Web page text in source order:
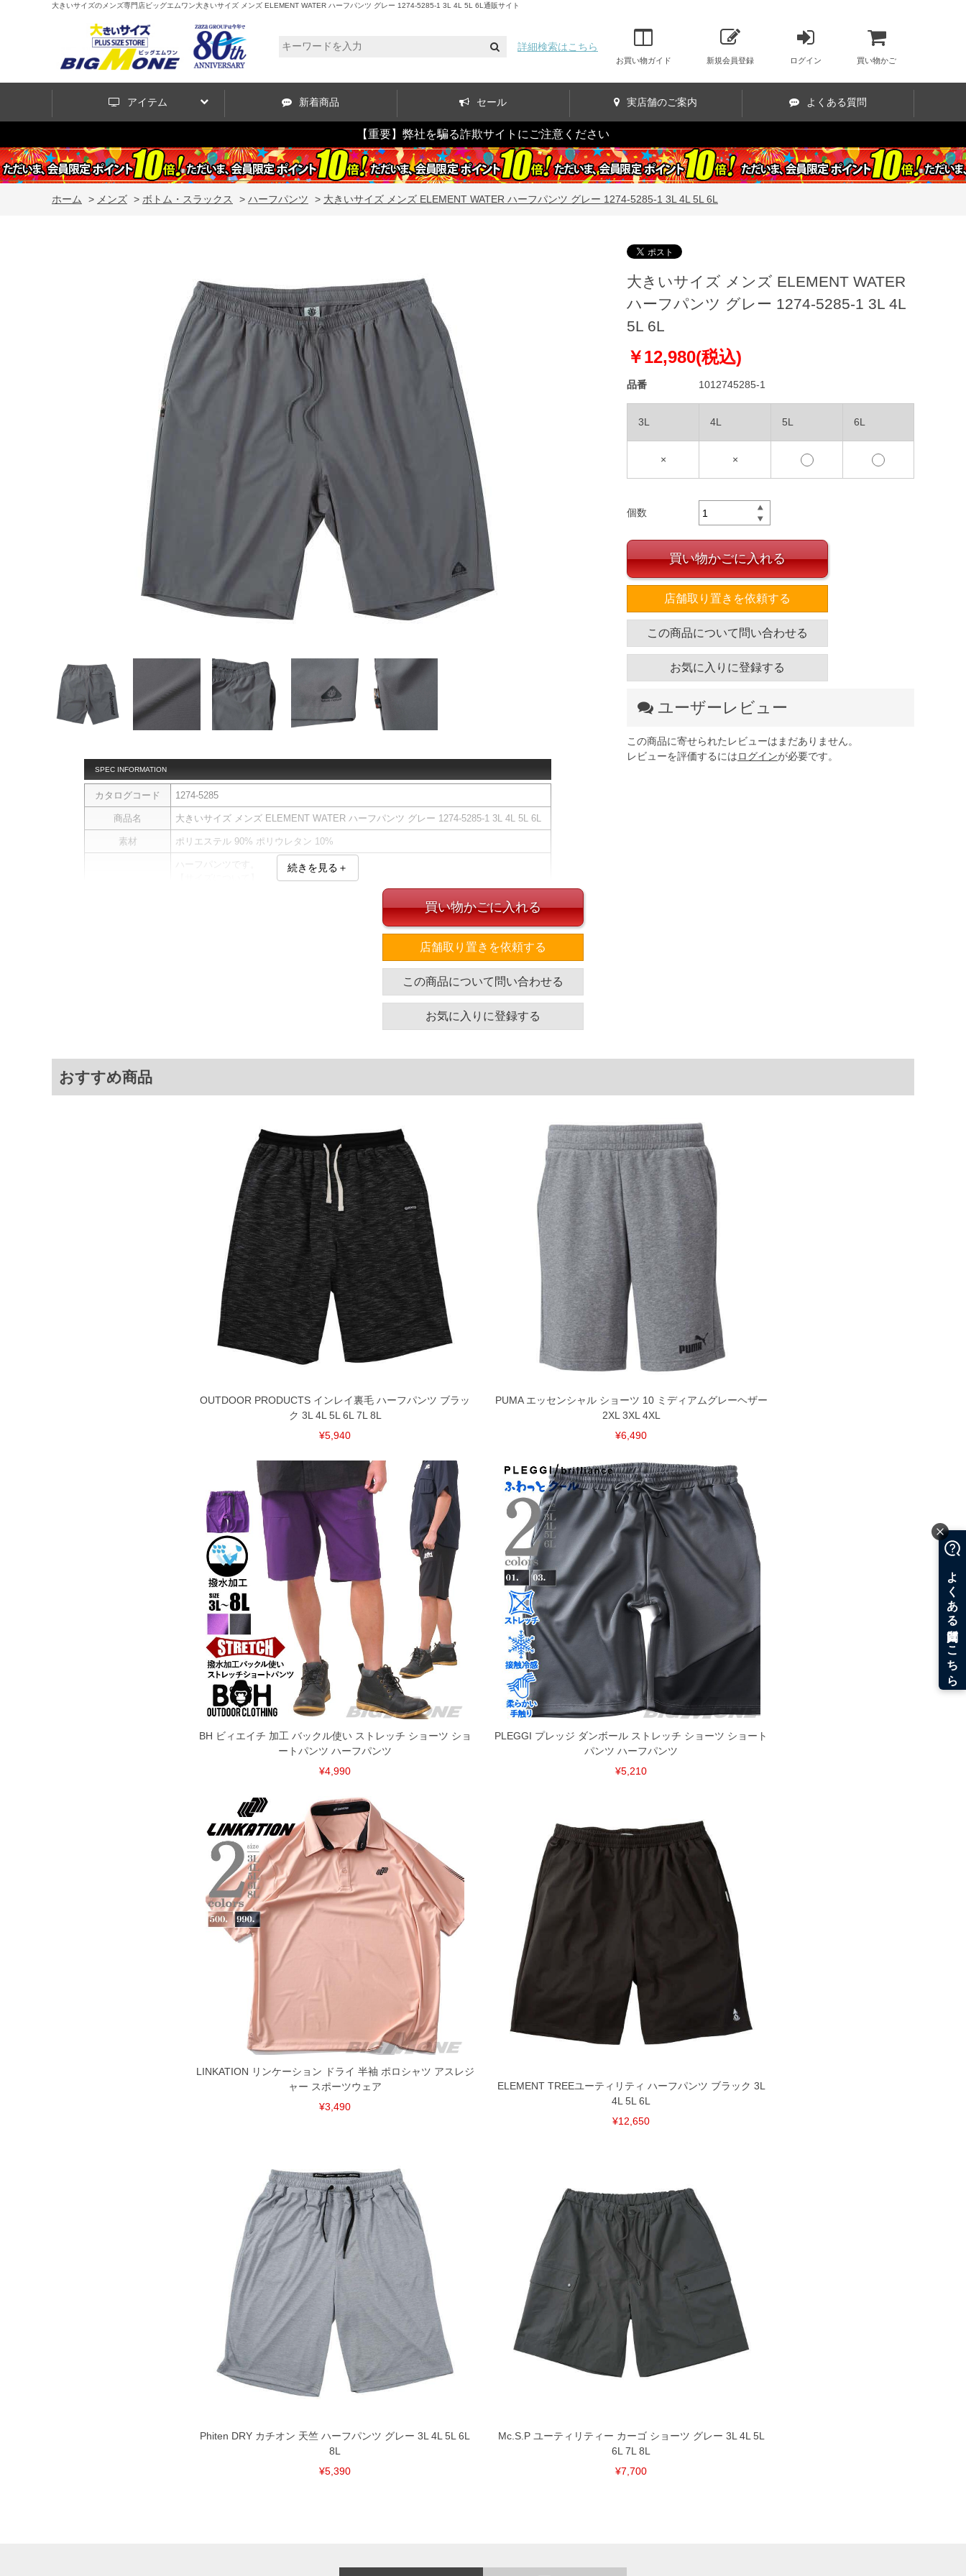
大きいサイズのメンズ専門店ビッグエムワン大きいサイズ メンズ ELEMENT WATER ハーフパンツ グレー 1274-5285-1 3L 4L 5L 6L通販サイト
詳細検索はこちら
お買い物ガイド 新規会員登録 ログイン 買い物かご
アイテム 新着商品 セール 実店舗のご案内 よくある質問
【重要】弊社を騙る詐欺サイトにご注意ください
ホーム > メンズ > ボトム・スラックス > ハーフパンツ > 大きいサイズ メンズ ELEMENT WATER ハーフパンツ グレー 1274-5285-1 3L 4L 5L 6L
SPEC INFORMATION
カタログコード 1274-5285
商品名 大きいサイズ メンズ ELEMENT WATER ハーフパンツ グレー 1274-5285-1 3L 4L 5L 6L
素材 ポリエステル 90% ポリウレタン 10%
ハーフパンツです。
サイズ表のウエストサイズは適応範囲となります。
前閉じ／ウエストシャーリング(調節ひも有)／サイド・バックポケット有／プリント／撥
【撥水】 雨や水を弾きやすい加工です。 (はっ水加工は永久的なものではなく、繰り返
わたり幅 ヒップ 総丈
5L
6L 125～140 26 46 158
64
※商品によって若干のサイズの誤差がございます。また、お客様がご使用の環境（コンピュ
ータ画面）によって、商品の色味が若干異なる場合がございます。予めご了承ください。
※上記サイズが実際の商品に付いているタグのサイズ表記と異なる場合があります。お取り
扱い前に商品付属タグの記載もご確認下さい。
※当店での掲載商品は、実店鋪と在庫を共用しておりますので店頭での売り違い、店舗から
のお取り寄せ等により、お客様にご迷惑をお掛けしてしまう場合がございます。そのような
ことがない様最大限に努めておりますが、もしあった場合速やかにご連絡させて頂きますの
で予めご了承ください。
※【ボトムの裾上げをご希望の場合】
裾上げ料金は500円+税となります。
備考欄に股下●cmとご記入下さい。（裾上げ無料対象商品は1本につき税込6,000円以上の品
が対象。1本5,999円以下の商品は有料（500円+税）となります。）
出荷まで約1週間～20日間程お時間を頂く場合がございます。
尚、裾上げした商品は返品・交換不可となりますので、予めご了承下さい。
一部、お直しに対応出来ない商品がございます。(例：裾にファスナーや調節ひもが付いて
いる、極端なデザインが施されている等)
返品交換希望の方は、商品到着後1週間以内にご連絡ください。
下着(肌着)やワイシャツは商品の性質上、返品交換不可とさせて頂いております。予めご了
続きを見る＋
大きいサイズ メンズ ELEMENT WATER
ハーフパンツ グレー 1274-5285-1 3L 4L
5L 6L
￥12,980(税込)
品番 1012745285-1
3L 4L 5L 6L
× ×
個数
買い物かごに入れる
店舗取り置きを依頼する
この商品について問い合わせる
お気に入りに登録する
ユーザーレビュー
この商品に寄せられたレビューはまだありません。
レビューを評価するにはログインが必要です。
買い物かごに入れる
店舗取り置きを依頼する
この商品について問い合わせる
お気に入りに登録する
おすすめ商品
OUTDOOR PRODUCTS インレイ裏毛 ハーフパンツ ブラッ
ク 3L 4L 5L 6L 7L 8L
¥5,940
PUMA エッセンシャル ショーツ 10 ミディアムグレーヘザー
2XL 3XL 4XL
¥6,490
BH ビィエイチ 加工 バックル使い ストレッチ ショーツ ショ
ートパンツ ハーフパンツ
¥4,990
PLEGGI プレッジ ダンボール ストレッチ ショーツ ショート
パンツ ハーフパンツ
¥5,210
LINKATION リンケーション ドライ 半袖 ポロシャツ アスレジ
ャー スポーツウェア
¥3,490
ELEMENT TREEユーティリティ ハーフパンツ ブラック 3L
4L 5L 6L
¥12,650
Phiten DRY カチオン 天竺 ハーフパンツ グレー 3L 4L 5L 6L
8L
¥5,390
Mc.S.P ユーティリティー カーゴ ショーツ グレー 3L 4L 5L
6L 7L 8L
¥7,700